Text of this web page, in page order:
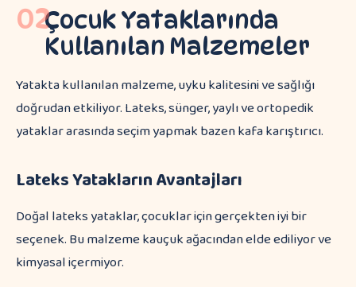
02Çocuk Yataklarında
Kullanılan Malzemeler
Yatakta kullanılan malzeme, uyku kalitesini ve sağlığı
doğrudan etkiliyor. Lateks, sünger, yaylı ve ortopedik
yataklar arasında seçim yapmak bazen kafa karıştırıcı.
Lateks Yatakların Avantajları
Doğal lateks yataklar, çocuklar için gerçekten iyi bir
seçenek. Bu malzeme kauçuk ağacından elde ediliyor ve
kimyasal içermiyor.